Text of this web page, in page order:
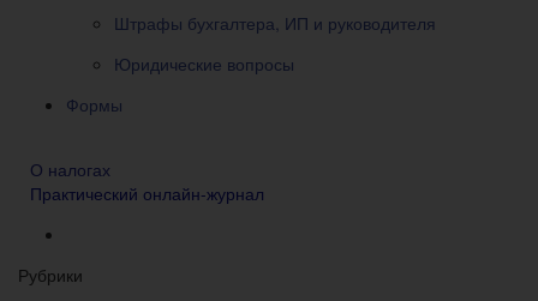
Штрафы бухгалтера, ИП и руководителя
Юридические вопросы
Формы
О налогах
Практический онлайн-журнал
Рубрики